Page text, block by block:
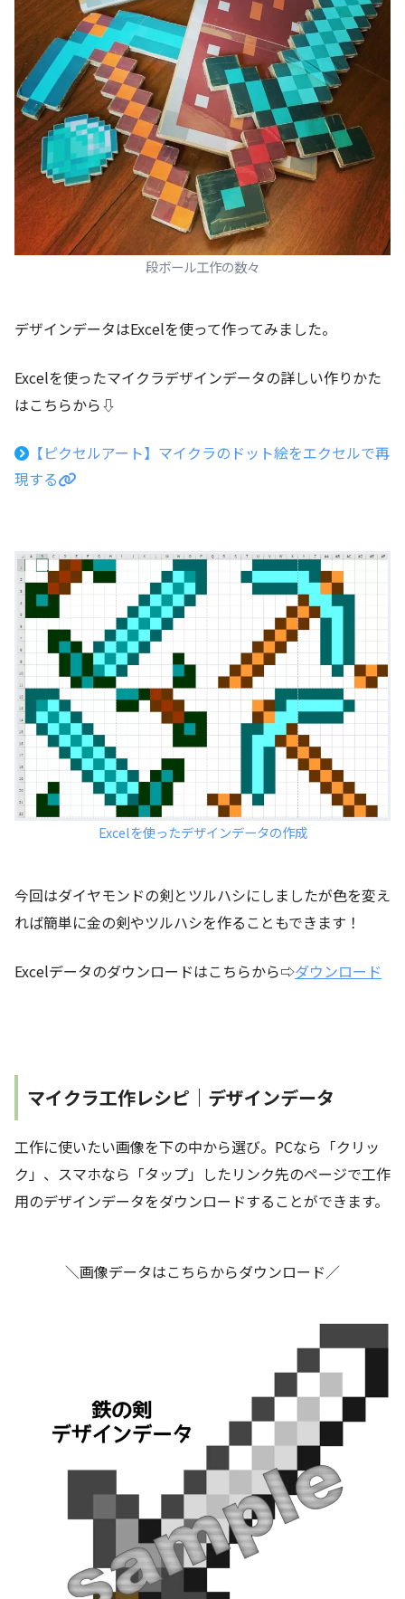
段ボール工作の数々
デザインデータはExcelを使って作ってみました。
Excelを使ったマイクラデザインデータの詳しい作りかた
はこちらから⇩
【ピクセルアート】マイクラのドット絵をエクセルで再
現する
Excelを使ったデザインデータの作成
今回はダイヤモンドの剣とツルハシにしましたが色を変え
れば簡単に金の剣やツルハシを作ることもできます！
Excelデータのダウンロードはこちらから⇨ダウンロード
マイクラ工作レシピ｜デザインデータ
工作に使いたい画像を下の中から選び。PCなら「クリッ
ク」、スマホなら「タップ」したリンク先のページで工作
用のデザインデータをダウンロードすることができます。
＼画像データはこちらからダウンロード／